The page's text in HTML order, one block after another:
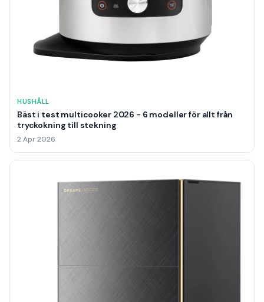
HUSHÅLL
Bäst i test multicooker 2026 - 6 modeller för allt från
tryckokning till stekning
2 Apr 2026